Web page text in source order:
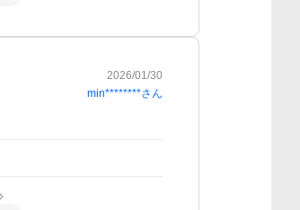
2026/01/30
min********さん